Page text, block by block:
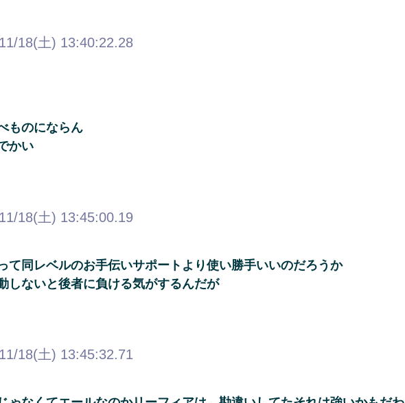
18(土) 13:40:22.28
ものにならん
かい
18(土) 13:45:00.19
て同レベルのお手伝いサポートより使い勝手いいのだろうか
しないと後者に負ける気がするんだが
18(土) 13:45:32.71